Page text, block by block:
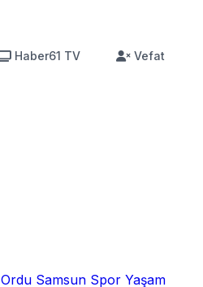
Haber61 TV
Vefat
Ordu Samsun Spor Yaşam